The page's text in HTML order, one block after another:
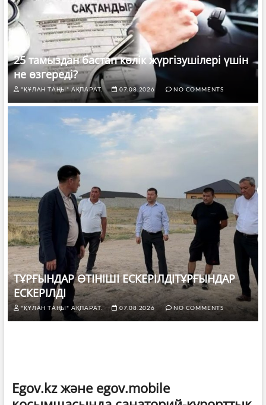
25 тамыздан бастап көлік жүргізушілері үшін
не өзгереді?
"ҚҰЛАН ТАҢЫ" АҚПАРАТ. 07.08.2026 NO COMMENTS
ТҰРҒЫНДАР ӨТІНІШІ ЕСКЕРІЛДІТҰРҒЫНДАР
ЕСКЕРІЛДІ
"ҚҰЛАН ТАҢЫ" АҚПАРАТ. 07.08.2026 NO COMMENTS
Egov.kz және egov.mobile